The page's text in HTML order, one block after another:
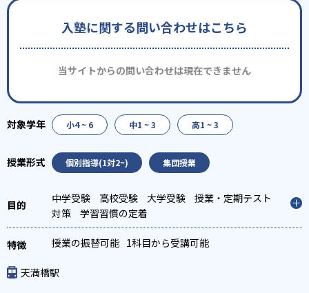
入塾に関する問い合わせはこちら
当サイトからの問い合わせは現在できません
小4 ~ 6 中1 ~ 3 高1 ~ 3
個別指導(1対2~) 集団授業
中学受験 高校受験 大学受験
授業・定期テスト
対策
学習習慣の定着
授業の振替可能 1科目から受講可能
天満橋駅